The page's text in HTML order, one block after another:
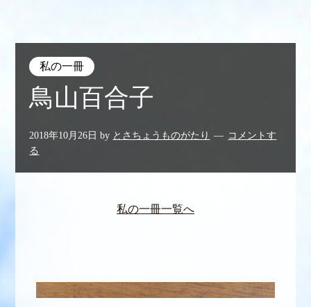
私の一冊
鳥山百合子
2018年10月26日 by とさちょうものがたり
コメントす
る
私の一冊一覧へ